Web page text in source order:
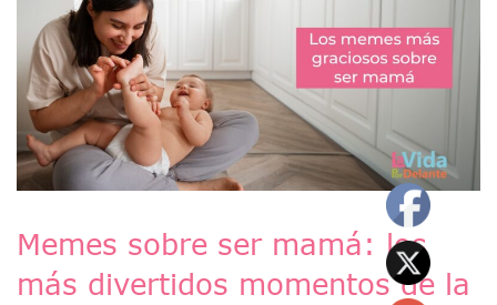
Memes sobre ser mamá: los
más divertidos momentos de la